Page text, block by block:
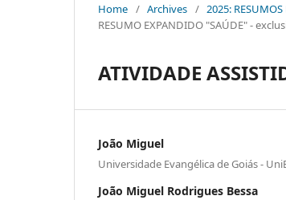
Home / Archives / 2025:
RESUMO EXPANDIDO "SAÚDE" -
ATIVIDADE
João Miguel
Universidade Evangélica de Goiás -
João Miguel Rodrigues Bessa